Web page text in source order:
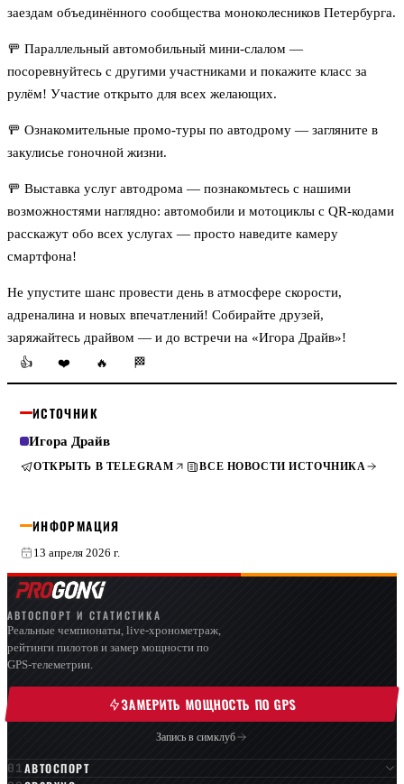
заездам объединённого сообщества моноколесников Петербурга.
🚥 Параллельный автомобильный мини‑слалом —
посоревнуйтесь с другими участниками и покажите класс за
рулём! Участие открыто для всех желающих.
🚥 Ознакомительные промо-туры по автодрому — загляните в
закулисье гоночной жизни.
🚥 Выставка услуг автодрома — познакомьтесь с нашими
возможностями наглядно: автомобили и мотоциклы с QR‑кодами
расскажут обо всех услугах — просто наведите камеру
смартфона!
Не упустите шанс провести день в атмосфере скорости,
адреналина и новых впечатлений! Собирайте друзей,
заряжайтесь драйвом — и до встречи на «Игора Драйв»!
👍
❤️ 🔥 🏁
ИСТОЧНИК
Игора Драйв
ОТКРЫТЬ В TELEGRAM ВСЕ НОВОСТИ ИСТОЧНИКА
ИНФОРМАЦИЯ
13 апреля 2026 г.
АВТОСПОРТ И СТАТИСТИКА
Реальные чемпионаты, live-хронометраж,
рейтинги пилотов и замер мощности по
GPS-телеметрии.
ЗАМЕРИТЬ МОЩНОСТЬ ПО GPS
Запись в симклуб
АВТОСПОРТ